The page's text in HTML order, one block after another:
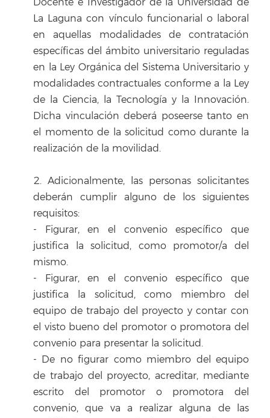
Docente e Investigador de la Universidad de
La Laguna con vínculo funcionarial o laboral
en aquellas modalidades de contratación
específicas del ámbito universitario reguladas
en la Ley Orgánica del Sistema Universitario y
modalidades contractuales conforme a la Ley
de la Ciencia, la Tecnología y la Innovación.
Dicha vinculación deberá poseerse tanto en
el momento de la solicitud como durante la
realización de la movilidad.
2. Adicionalmente, las personas solicitantes
deberán cumplir alguno de los siguientes
requisitos:
- Figurar, en el convenio específico que
justifica la solicitud, como promotor/a del
mismo.
- Figurar, en el convenio específico que
justifica la solicitud, como miembro del
equipo de trabajo del proyecto y contar con
el visto bueno del promotor o promotora del
convenio para presentar la solicitud.
- De no figurar como miembro del equipo
de trabajo del proyecto, acreditar, mediante
escrito del promotor o promotora del
convenio, que va a realizar alguna de las